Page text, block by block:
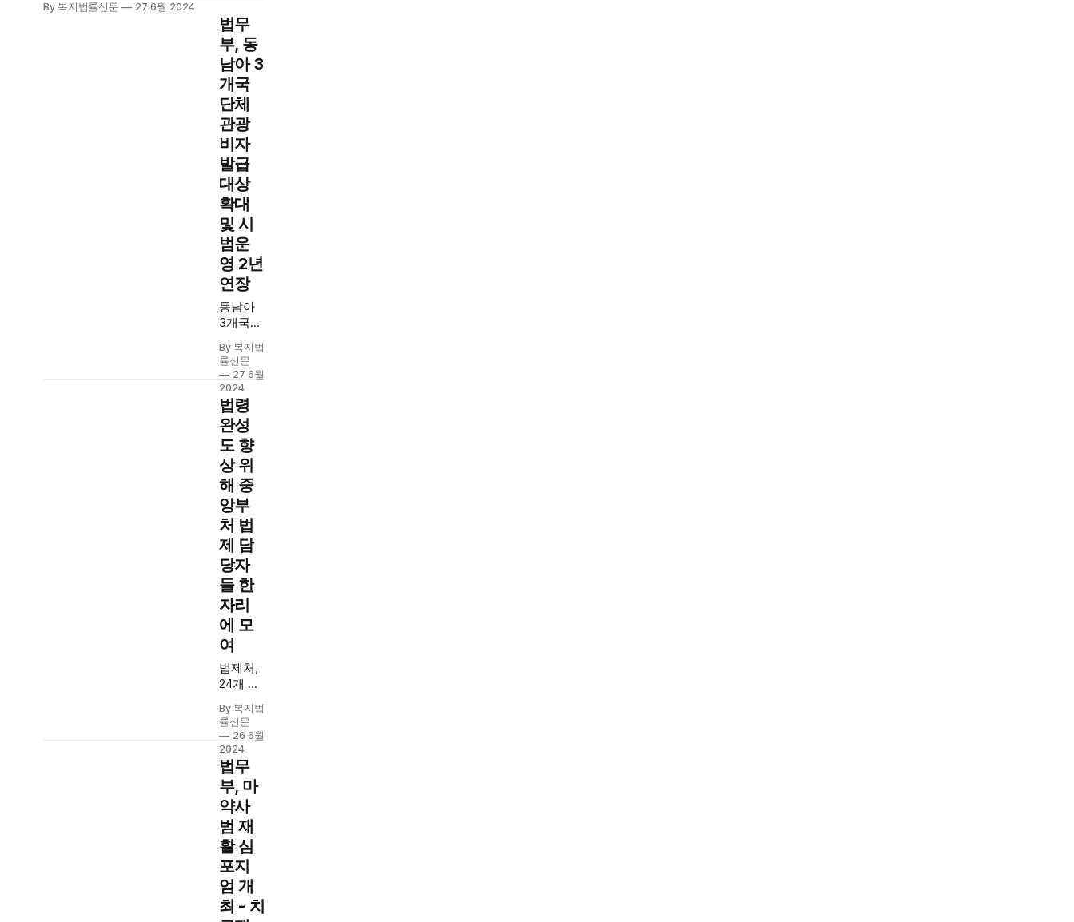
인 처우
개선을
위한 요
양보호
사 승급
제 운영
등 지속
추진.
By 복지법률신문 27 6월 2024
법무
부, 동
남아 3
개국
단체
관광
비자
발급
대상
확대
및 시
범운
영 2년
연장
동남아
3개국
광 비자
제도 대
상 확대
후 단체
관광객 2
배 증가.
시범운
영 기간
2년 연장
및 이탈
자 현황
모니터
링하여
지속 실
시 여부
검토 예
정.
By 복지법
률신문
27 6월
2024
법령
완성
도 향
상 위
해 중
앙부
처 법
제 담
당자
들 한
자리
에 모
여
법제처,
24개 중
법제 업
무 담당
자 대상
법령입
안지원
간담회
개최
By 복지법
률신문
26 6월
2024
법무
부, 마
약사
범 재
활 심
포지
엄 개
최 - 치